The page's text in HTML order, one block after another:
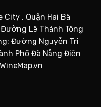
City , Quận Hai Bà
Đường Lê Thánh Tông,
Đường Nguyễn Tri
Phố Đà Nẵng Điện